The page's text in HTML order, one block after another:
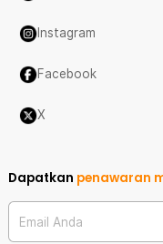
Instagram
Facebook
X
Dapatkan penawaran
Email Anda